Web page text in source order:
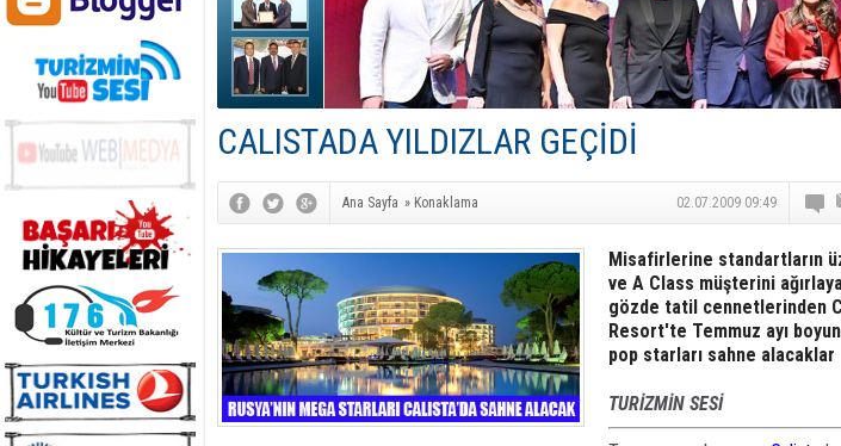
NG Grup, Domaniç’in
CALISTADA YILDIZLAR GEÇİDİ
Ana Sayfa » Konaklama 02.07.2009 09:49
Misafirlerine standartların
ve A Class müşterini
gözde tatil cennetlerinden
Resort'te Temmuz ayı
pop starları sahne alacaklar
TURİZMİN SESİ